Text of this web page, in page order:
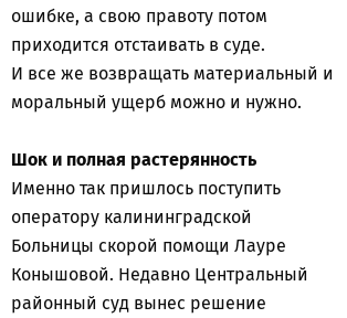
ошибке, а свою правоту потом
приходится отстаивать в суде.
И все же возвращать материальный и
моральный ущерб можно и нужно.
Шок и полная растерянность
Именно так пришлось поступить
оператору калининградской
Больницы скорой помощи Лауре
Конышовой. Недавно Центральный
районный суд вынес решение